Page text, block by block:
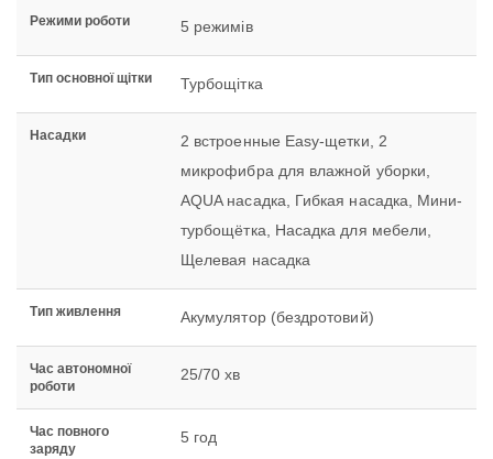
Режими роботи 5 режимів
Тип основної щітки Турбощітка
Насадки
2 встроенные Easy-щетки, 2
микрофибра для влажной уборки,
AQUA насадка, Гибкая насадка, Мини-
турбощётка, Насадка для мебели,
Щелевая насадка
Тип живлення Акумулятор (бездротовий)
Час автономної
роботи
25/70 хв
Час повного
заряду
5 год